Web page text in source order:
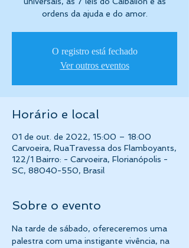
ordens da ajuda e do amor.
O registro está fechado
Ver outros eventos
Horário e local
01 de out. de 2022, 15:00 – 18:00
Carvoeira, RuaTravessa dos Flamboyants,
122/1 Bairro: - Carvoeira, Florianópolis -
SC, 88040-550, Brasil
Sobre o evento
Na tarde de sábado, ofereceremos uma
palestra com uma instigante vivência, na